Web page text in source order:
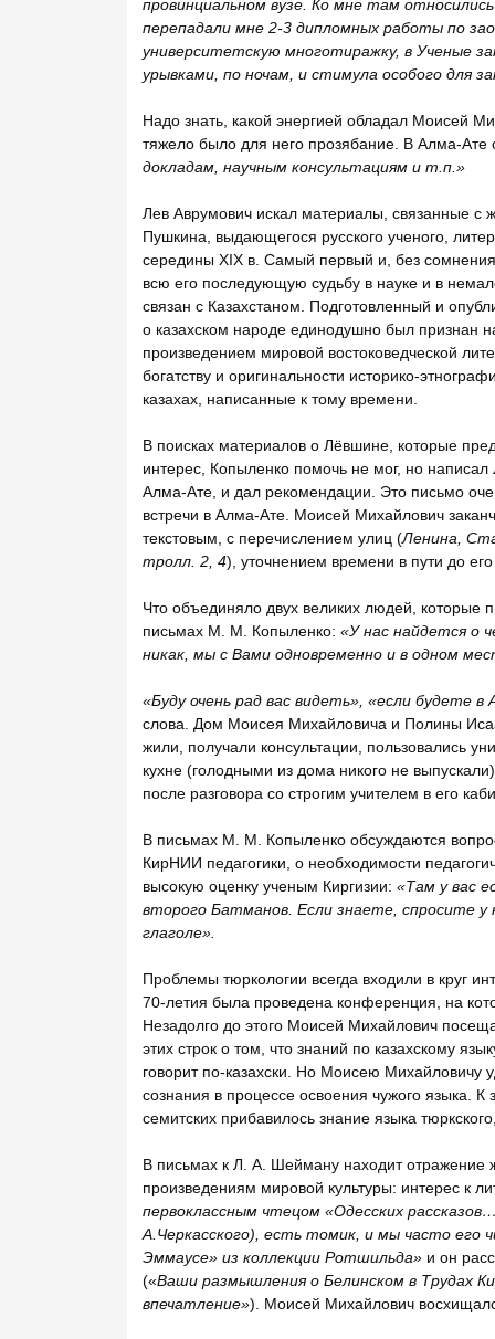
провинциальном вузе. Ко мне там
перепадали мне 2-3 дипломных работы по
университетскую многотиражку, в Ученые
урывками, по ночам, и стимула особого для
Надо знать, какой энергией обладал Моисей
тяжело было для него прозябание. В Алма-Ате
докладам, научным консультациям и т.п.»
Лев Аврумович искал материалы, связанные
Пушкина, выдающегося русского ученого,
середины XIX в. Самый первый и, без
всю его последующую судьбу в науке и в
связан с Казахстаном. Подготовленный и
о казахском народе единодушно был признан
произведением мировой востоковедческой
богатству и оригинальности историко-
казахах, написанные к тому времени.
В поисках материалов о Лёвшине, которые
интерес, Копыленко помочь не мог, но написал
Алма-Ате, и дал рекомендации. Это письмо
встречи в Алма-Ате. Моисей Михайлович
текстовым, с перечислением улиц (Ленина,
тролл. 2, 4), уточнением времени в пути до
Что объединяло двух великих людей, которые
письмах М. М. Копыленко: «У нас найдется о
никак, мы с Вами одновременно и в одном
«Буду очень рад вас видеть», «если
слова. Дом Моисея Михайловича и Полины
жили, получали консультации, пользовались
кухне (голодными из дома никого не
после разговора со строгим учителем в его
В письмах М. М. Копыленко обсуждаются
КирНИИ педагогики, о необходимости
высокую оценку ученым Киргизии: «Там у вас
второго Батманов. Если знаете, спросите у
глаголе».
Проблемы тюркологии всегда входили в круг
70-летия была проведена конференция, на
Незадолго до этого Моисей Михайлович
этих строк о том, что знаний по казахскому
говорит по-казахски. Но Моисею Михайловичу
сознания в процессе освоения чужого языка.
семитских прибавилось знание языка
В письмах к Л. А. Шейману находит
произведениям мировой культуры: интерес к
первоклассным чтецом «Одесских
А.Черкасского), есть томик, и мы часто его
Эммаусе» из коллекции Ротшильда» и он
(«Ваши размышления о Белинском в Трудах
впечатление»). Моисей Михайлович